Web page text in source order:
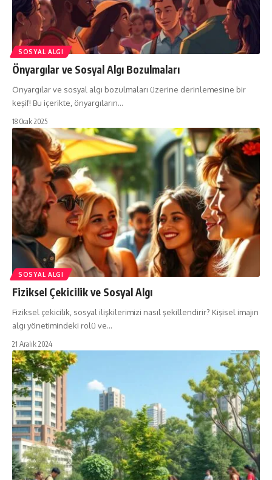
SOSYAL ALGI
Önyargılar ve Sosyal Algı Bozulmaları
Önyargılar ve sosyal algı bozulmaları üzerine derinlemesine bir
keşif! Bu içerikte, önyargıların…
18 Ocak 2025
SOSYAL ALGI
Fiziksel Çekicilik ve Sosyal Algı
Fiziksel çekicilik, sosyal ilişkilerimizi nasıl şekillendirir? Kişisel imajın
algı yönetimindeki rolü ve…
21 Aralık 2024